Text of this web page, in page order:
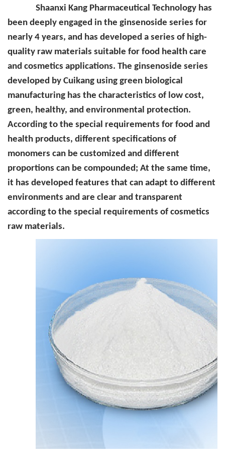
Shaanxi Kang Pharmaceutical Technology has
been deeply engaged in the ginsenoside series for
nearly 4 years, and has developed a series of high-
quality raw materials suitable for food health care
and cosmetics applications. The ginsenoside series
developed by Cuikang using green biological
manufacturing has the characteristics of low cost,
green, healthy, and environmental protection.
According to the special requirements for food and
health products, different specifications of
monomers can be customized and different
proportions can be compounded; At the same time,
it has developed features that can adapt to different
environments and are clear and transparent
according to the special requirements of cosmetics
raw materials.